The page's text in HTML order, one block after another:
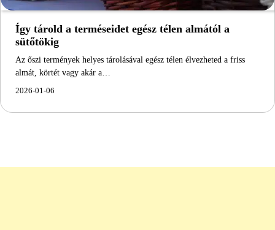
Így tárold a terméseidet egész télen almától a
sütőtökig
Az őszi termények helyes tárolásával egész télen élvezheted a friss
almát, körtét vagy akár a…
2026-01-06